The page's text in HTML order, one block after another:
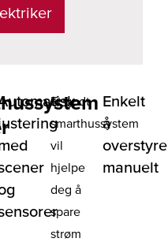
Et godt
smarthussystem
vil
hjelpe
deg å
spare
strøm
Enkelt
å
overstyre
manuelt